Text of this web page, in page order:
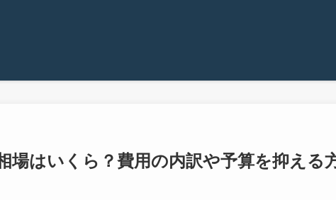
場はいくら？費用の内訳や予算を抑える